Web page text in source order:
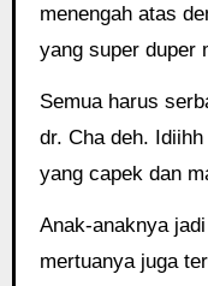
menengah atas
yang super duper
Semua harus
dr. Cha deh.
yang capek dan
Anak-anaknya
mertuanya juga